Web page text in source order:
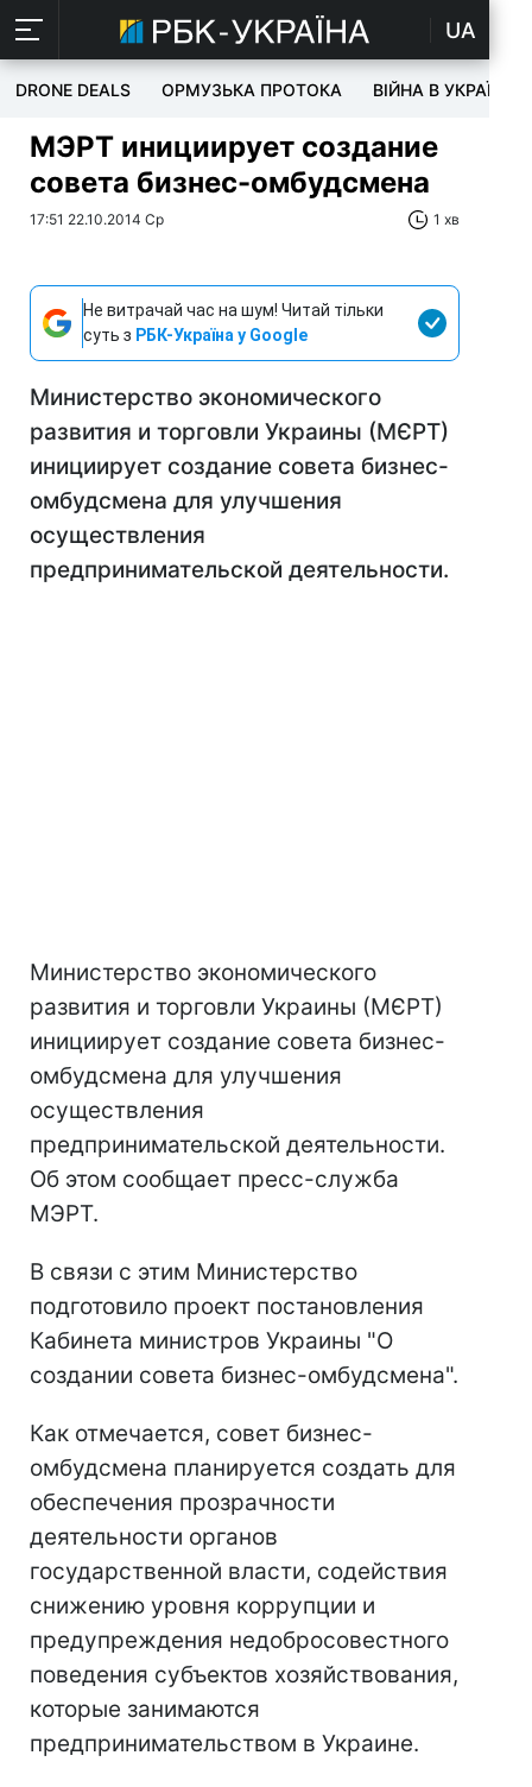
UA
DRONE DEALS ОРМУЗЬКА ПРОТОКА ВІЙНА В УКРАЇНІ
МЭРТ инициирует создание
совета бизнес-омбудсмена
17:51 22.10.2014 Ср 1 хв
Не витрачай час на шум! Читай тільки
суть з РБК-Україна у Google
Министерство экономического
развития и торговли Украины (МЄРТ)
инициирует создание совета бизнес-
омбудсмена для улучшения
осуществления
предпринимательской деятельности.
Министерство экономического
развития и торговли Украины (МЄРТ)
инициирует создание совета бизнес-
омбудсмена для улучшения
осуществления
предпринимательской деятельности.
Об этом сообщает пресс-служба
МЭРТ.
В связи с этим Министерство
подготовило проект постановления
Кабинета министров Украины "О
создании совета бизнес-омбудсмена".
Как отмечается, совет бизнес-
омбудсмена планируется создать для
обеспечения прозрачности
деятельности органов
государственной власти, содействия
снижению уровня коррупции и
предупреждения недобросовестного
поведения субъектов хозяйствования,
которые занимаются
предпринимательством в Украине.